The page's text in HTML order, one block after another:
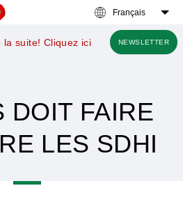
suite! Cliquez ici NEWSLETTER
DOIT FAIRE
LES SDHI